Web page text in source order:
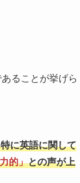
あることが挙げら
に英語に関して
的」との声が上